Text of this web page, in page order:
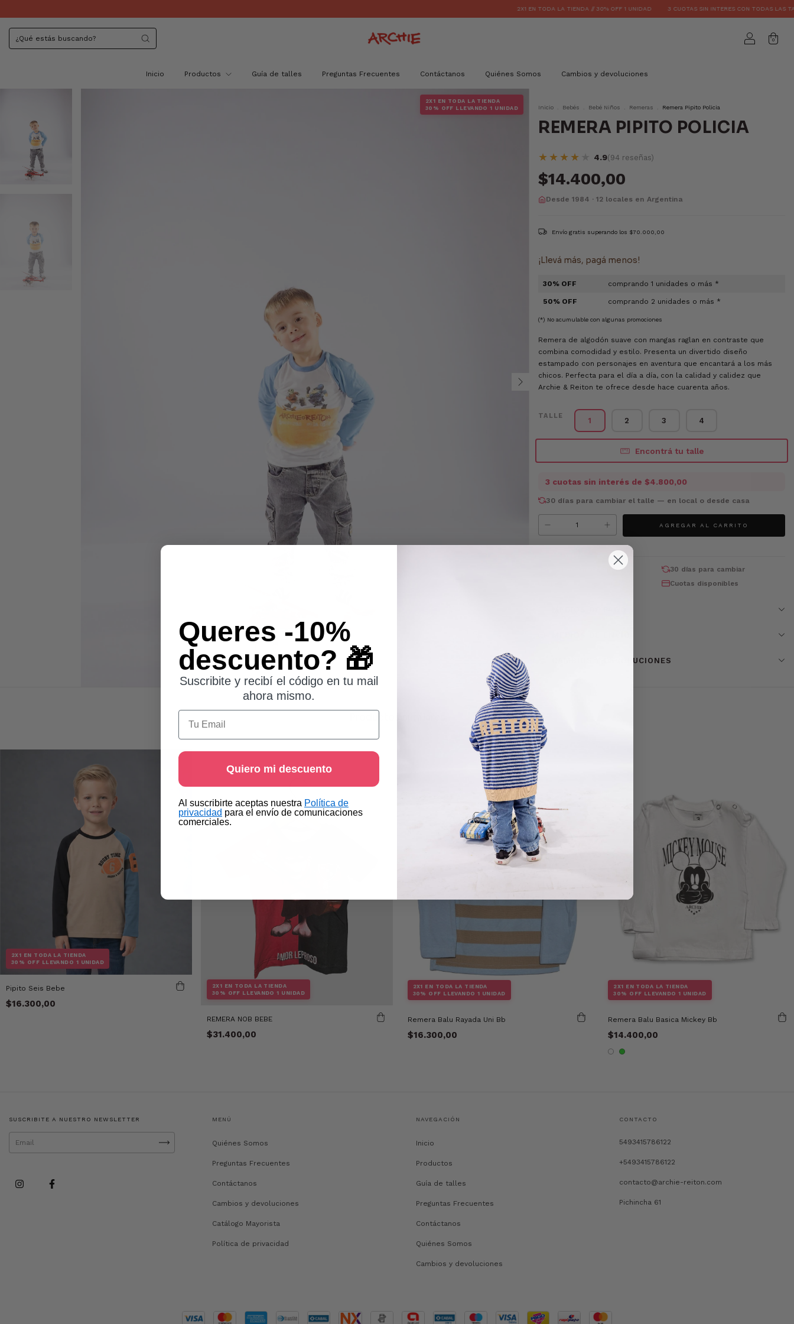
2X1 EN TODA LA TIENDA // 30% OFF 1 UNIDAD 3 CUOTAS SIN INTERES CON TODAS LAS TARJETAS
0
Inicio Productos Guía de talles Preguntas Frecuentes Contáctanos Quiénes Somos Cambios y devoluciones
2X1 EN TODA LA TIENDA
30% OFF LLEVANDO 1 UNIDAD
Inicio Bebés Bebé Niños Remeras Remera Pipito Policia
REMERA PIPITO POLICIA
★★★★ 4.9(94 reseñas)
$14.400,00
Desde 1984 · 12 locales en Argentina
Envío gratis superando los $70.000,00
¡Llevá más, pagá menos!
30% OFF comprando 1 unidades o más *
50% OFF comprando 2 unidades o más *
(*) No acumulable con algunas promociones
Remera de algodón suave con mangas raglan en contraste que
combina comodidad y estilo. Presenta un divertido diseño
estampado con personajes en aventura que encantará a los más
chicos. Perfecta para el día a día, con la calidad y calidez que
Archie & Reiton te ofrece desde hace cuarenta años.
TALLE 1 2 3 4
Encontrá tu talle
3 cuotas sin interés de $4.800,00
30 días para cambiar el talle — en local o desde casa
Fabricación argentina
30 días para cambiar
Cuotas disponibles
CAMBIOS Y DEVOLUCIONES
2X1 EN TODA LA TIENDA
30% OFF LLEVANDO 1 UNIDAD
Pipito Seis Bebe
$16.300,00
2X1 EN TODA LA TIENDA
30% OFF LLEVANDO 1 UNIDAD
REMERA NOB BEBE
$31.400,00
2X1 EN TODA LA TIENDA
30% OFF LLEVANDO 1 UNIDAD
Remera Balu Rayada Uni Bb
$16.300,00
2X1 EN TODA LA TIENDA
30% OFF LLEVANDO 1 UNIDAD
Remera Balu Basica Mickey Bb
$14.400,00
SUSCRIBITE A NUESTRO NEWSLETTER MENÚ
Quiénes Somos
Preguntas Frecuentes
Contáctanos
Cambios y devoluciones
Catálogo Mayorista
Política de privacidad
NAVEGACIÓN
Inicio
Productos
Guía de talles
Preguntas Frecuentes
Contáctanos
Quiénes Somos
Cambios y devoluciones
CONTACTO
5493415786122
+5493415786122
contacto@archie-reiton.com
Pichincha 61
Queres -10%
descuento? 🎁
Suscribite y recibí el código en tu mail
ahora mismo.
Email
Quiero mi descuento
​Al suscribirte aceptas nuestra Política de
privacidad​ para el envío de comunicaciones
comerciales.